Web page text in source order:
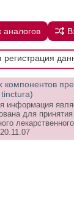
аналогов
компонентов
информация
для